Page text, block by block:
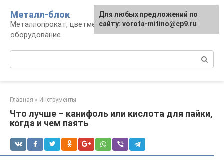
контенту
Металл-блок
Металлопрокат, цветмет, обработка и
оборудование
Главная » Инструменты
Что лучше – канифоль или кислота для пайки,
когда и чем паять
Для любых предложений по
сайту: vorota-mitino@cp9.ru